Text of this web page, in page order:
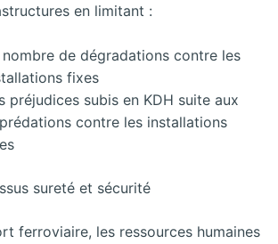
en limitant :
nombre de dégradations contre les
fixes
préjudices subis en KDH suite aux
contre les installations
sureté et sécurité
ferroviaire, les ressources humaines